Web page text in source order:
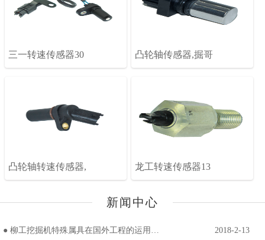
三一转速传感器30 凸轮轴传感器,掘哥
凸轮轴转速传感器, 龙工转速传感器13
新闻中心
● 柳工挖掘机特殊属具在国外工程的运用… 2018-2-13